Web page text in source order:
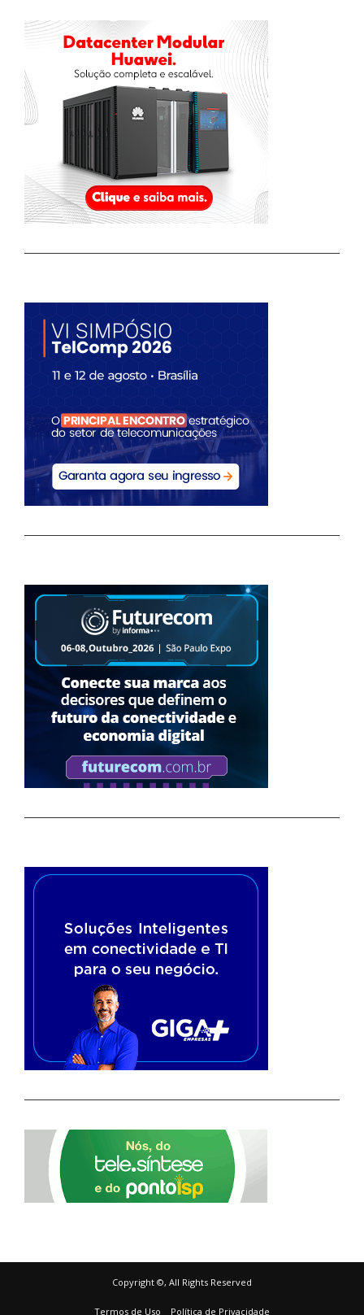
Copyright ©, All Rights Reserved
Termos de Uso Política de Privacidade